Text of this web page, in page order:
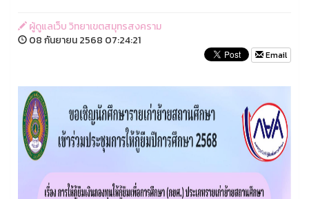
ผู้ดูแลเว็บ วิทยาเขตสมุทรสงคราม
08 กันยายน 2568 07:24:21
Email